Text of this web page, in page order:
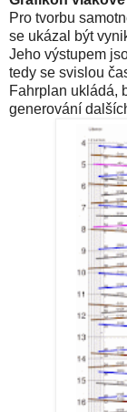
Pro tvorbu
se ukázal být
Jeho výstupem
tedy se svislou
Fahrplan ukládá,
generování